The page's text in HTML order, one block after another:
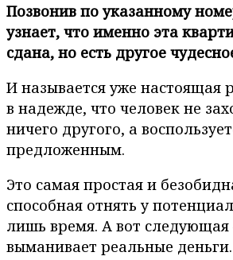
Позвонив по указанному
узнает, что именно эта
сдана, но есть другое
И называется уже настоящая
в надежде, что человек не
ничего другого, а
предложенным.
Это самая простая и
способная отнять у
лишь время. А вот следующая
выманивает реальные деньги.